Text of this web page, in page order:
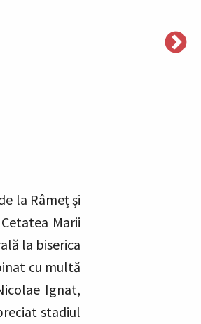
la Râmeț și
Marii
la biserica
cu multă
Ignat,
stadiul